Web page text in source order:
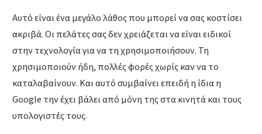
Αυτό είναι ένα μεγάλο λάθος που μπορεί να σας κοστίσει
ακριβά. Οι πελάτες σας δεν χρειάζεται να είναι ειδικοί
στην τεχνολογία για να τη χρησιμοποιήσουν. Τη
χρησιμοποιούν ήδη, πολλές φορές χωρίς καν να το
καταλαβαίνουν. Και αυτό συμβαίνει επειδή η ίδια η
Google την έχει βάλει από μόνη της στα κινητά και τους
υπολογιστές τους.